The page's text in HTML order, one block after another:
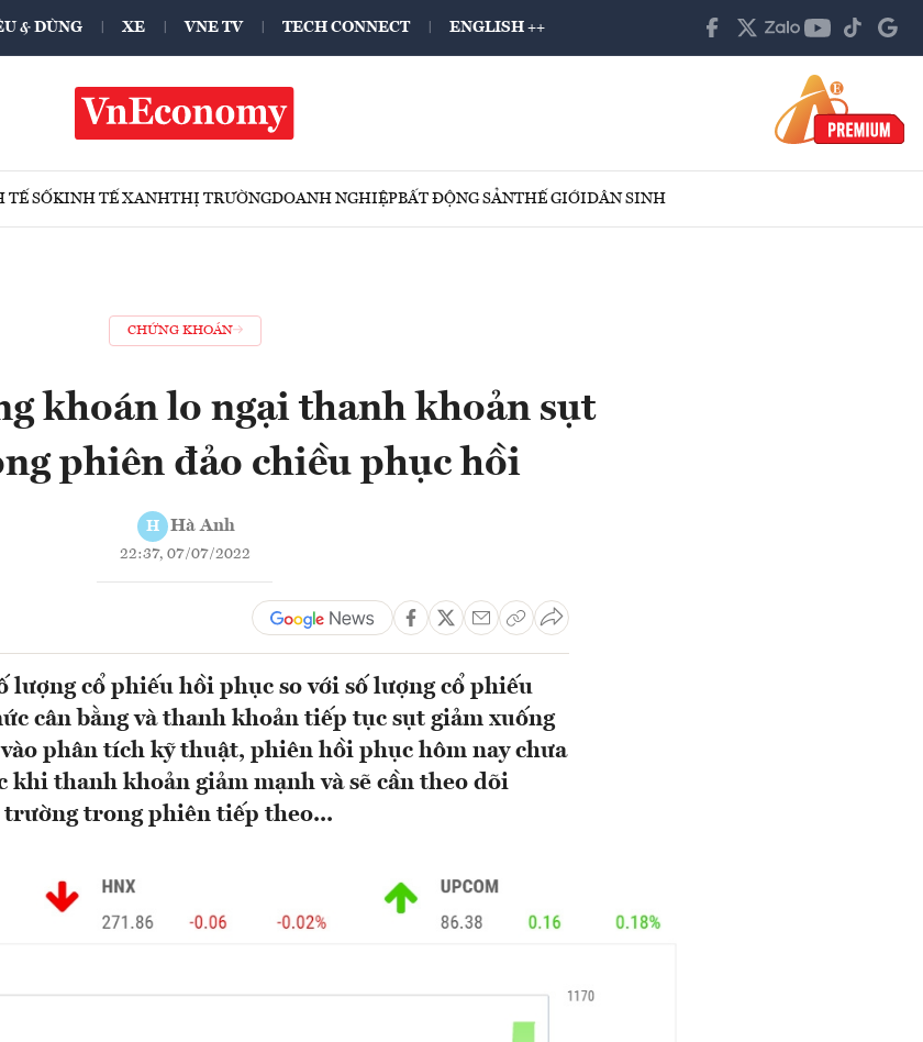
& DÙNG XE VNE TV TECH CONNECT ENGLISH ++
TẾ SỐKINH TẾ XANHTHỊ TRƯỜNGDOANH NGHIỆPBẤT ĐỘNG SẢNTHẾ GIỚIDÂN SINH
CHỨNG KHOÁN
khoán lo ngại thanh khoản sụt
phiên đảo chiều phục hồi
H Hà Anh
22:37, 07/07/2022
lượng cổ phiếu hồi phục so với số lượng cổ phiếu
cân bằng và thanh khoản tiếp tục sụt giảm xuống
phân tích kỹ thuật, phiên hồi phục hôm nay chưa
khi thanh khoản giảm mạnh và sẽ cần theo dõi
trong phiên tiếp theo...